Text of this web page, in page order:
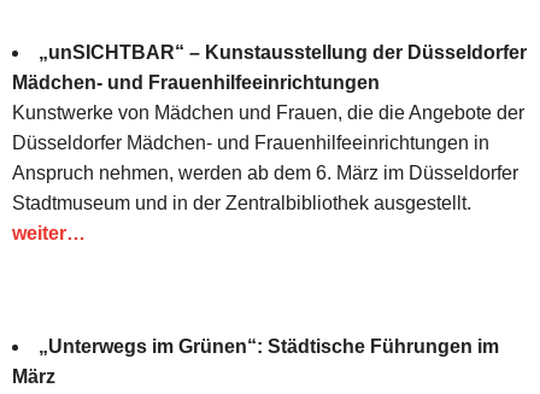
„unSICHTBAR“ – Kunstausstellung der Düsseldorfer
Mädchen- und Frauenhilfeeinrichtungen
Kunstwerke von Mädchen und Frauen, die die Angebote der
Düsseldorfer Mädchen- und Frauenhilfeeinrichtungen in
Anspruch nehmen, werden ab dem 6. März im Düsseldorfer
Stadtmuseum und in der Zentralbibliothek ausgestellt.
weiter…
„Unterwegs im Grünen“: Städtische Führungen im
März